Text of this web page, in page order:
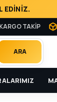
EDİNİZ.
KARGO TAKİP
ARA